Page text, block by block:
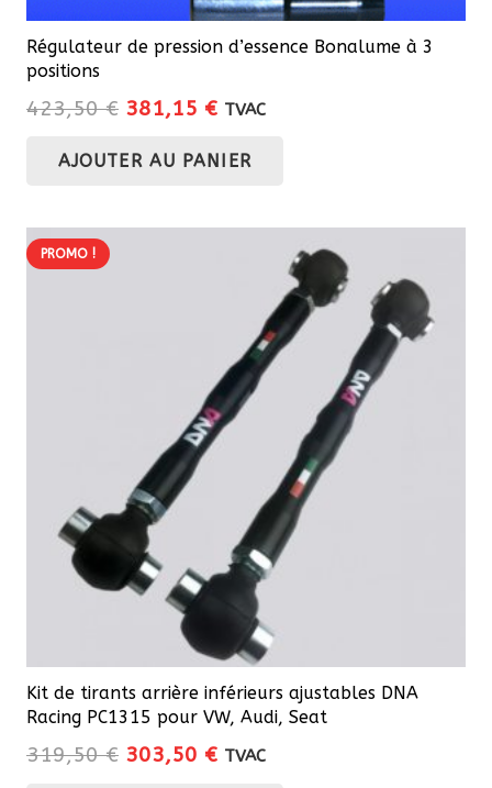
Régulateur de pression d’essence Bonalume à 3
positions
423,50€ Le
initial
423,50 €.
381,15 €Le
actuel
381,15 €.
TVAC
AJOUTER AU PANIER
PROMO !
Kit de tirants arrière inférieurs ajustables DNA
Racing PC1315 pour VW, Audi, Seat
319,50€ Le
303,50 €Le
TVAC